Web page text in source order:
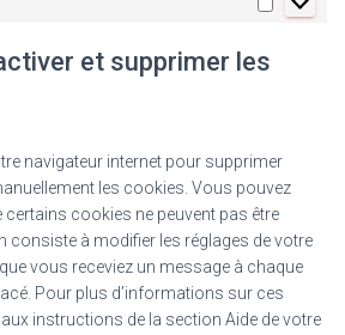
et supprimer les
navigateur internet pour supprimer
les cookies. Vous pouvez
certains cookies ne peuvent pas être
consiste à modifier les réglages de votre
vous receviez un message à chaque
Pour plus d’informations sur ces
instructions de la section Aide de votre